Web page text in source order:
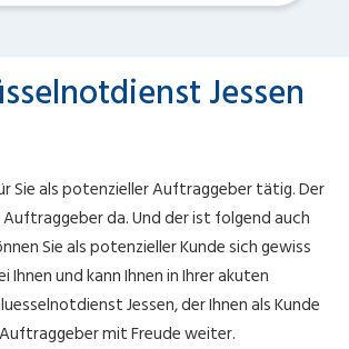
Jessen
Sie als potenzieller Auftraggeber tätig. Der
da. Und der ist folgend auch
Sie als potenzieller Kunde sich gewiss
und kann Ihnen in Ihrer akuten
Jessen, der Ihnen als Kunde
mit Freude weiter.